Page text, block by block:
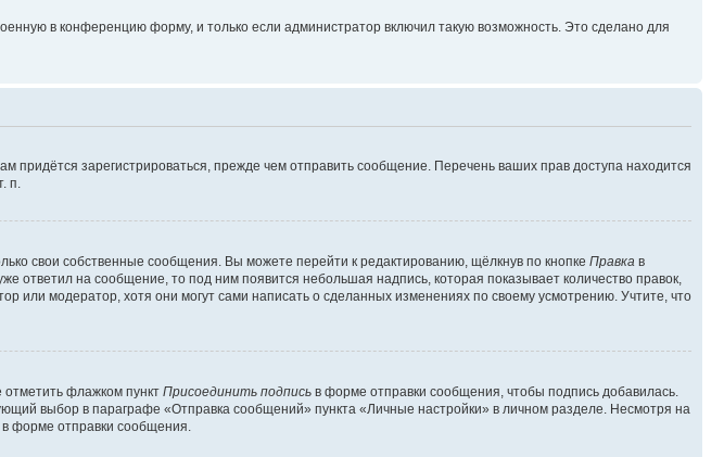
в конференцию форму, и только если администратор включил такую возможность. Это сделано для
зарегистрироваться, прежде чем отправить сообщение. Перечень ваших прав доступа находится
п.
свои собственные сообщения. Вы можете перейти к редактированию, щёлкнув по кнопке Правка в
ответил на сообщение, то под ним появится небольшая надпись, которая показывает количество правок,
или модератор, хотя они могут сами написать о сделанных изменениях по своему усмотрению. Учтите, что
флажком пункт Присоединить подпись в форме отправки сообщения, чтобы подпись добавилась.
выбор в параграфе «Отправка сообщений» пункта «Личные настройки» в личном разделе. Несмотря на
в форме отправки сообщения.